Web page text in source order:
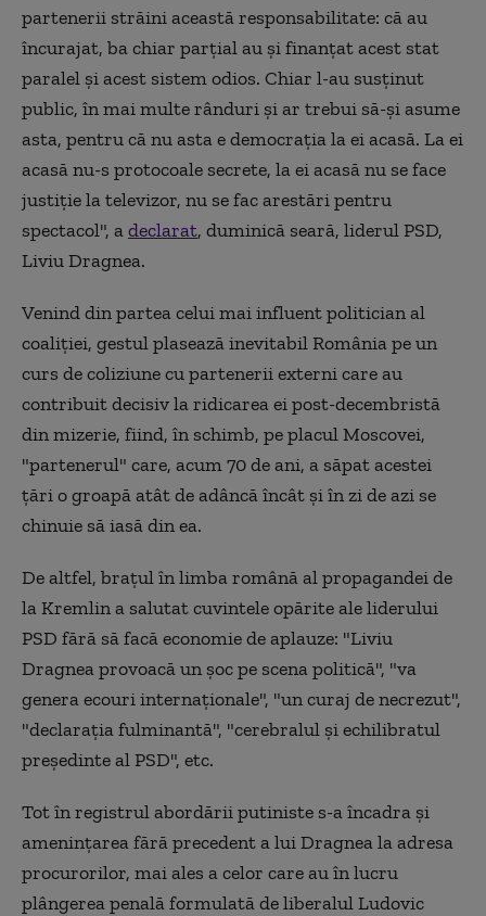
partenerii străini această responsabilitate: că au
încurajat, ba chiar parțial au și finanțat acest stat
paralel și acest sistem odios. Chiar l-au susținut
public, în mai multe rânduri și ar trebui să-și asume
asta, pentru că nu asta e democrația la ei acasă. La ei
acasă nu-s protocoale secrete, la ei acasă nu se face
justiție la televizor, nu se fac arestări pentru
spectacol", adeclarat, duminică seară, liderul PSD,
Liviu Dragnea.
Venind din partea celui mai influent politician al
coaliţiei, gestul plasează inevitabil România pe un
curs de coliziune cu partenerii externi care au
contribuit decisiv la ridicarea ei post-decembristă
din mizerie, fiind, în schimb, pe placul Moscovei,
"partenerul" care, acum 70 de ani, a săpat acestei
ţări o groapă atât de adâncă încât şi în zi de azi se
chinuie să iasă din ea.
De altfel, braţul în limba română al propagandei de
la Kremlin a salutat cuvintele opărite ale liderului
PSD fără să facă economie de aplauze: "Liviu
Dragnea provoacă un șoc pe scena politică", "va
genera ecouri internaționale", "un curaj de necrezut",
"declaraţia fulminantă", "cerebralul şi echilibratul
preşedinte al PSD", etc.
Tot în registrul abordării putiniste s-a încadra şi
ameninţarea fără precedent a lui Dragnea la adresa
procurorilor, mai ales a celor care au în lucru
plângerea penală formulată de liberalul Ludovic